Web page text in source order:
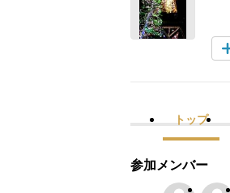
トップ
参加メンバー